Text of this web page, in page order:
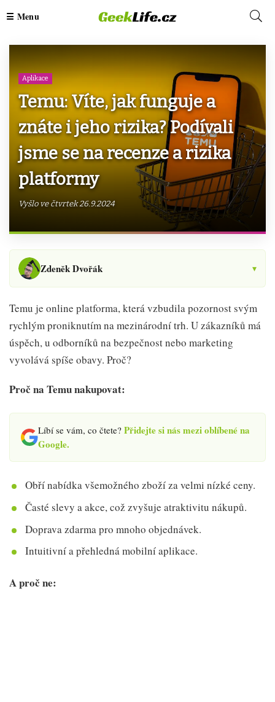
Aplikace
Temu: Víte, jak funguje a
znáte i jeho rizika? Podívali
jsme se na recenze a rizika
platformy
Vyšlo ve čtvrtek 26.9.2024
Zdeněk Dvořák ▾
Temu je online platforma, která vzbudila pozornost svým
rychlým proniknutím na mezinárodní trh. U zákazníků má
úspěch, u odborníků na bezpečnost nebo marketing
vyvolává spíše obavy. Proč?
Proč na Temu nakupovat:
Líbí se vám, co čtete? Přidejte si nás mezi oblíbené na
Google.
Obří nabídka všemožného zboží za velmi nízké ceny.
Časté slevy a akce, což zvyšuje atraktivitu nákupů.
Doprava zdarma pro mnoho objednávek.
Intuitivní a přehledná mobilní aplikace.
A proč ne: